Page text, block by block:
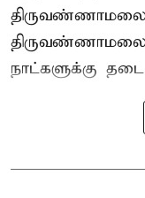
நாட்களுக்கு தடை